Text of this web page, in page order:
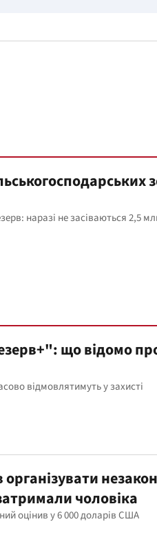
наразі не засіваються 2,5
що відомо
відмовлятимуть у захисті
чоловіка
оцінив у 6 000 доларів США